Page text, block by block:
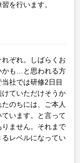
を行います。
ぞれ。しばらくお
かも…と思われる方
社では研修2日目
ていただけそうか
のちには、ご本人
います。と言って
ません。それまで
レベルになってい